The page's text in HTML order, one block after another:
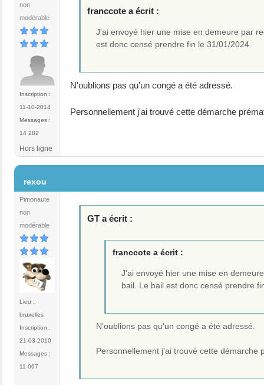
non
modérable
Inscription :
11-10-2014
Messages :
14 282
franccote a écrit :
J'ai envoyé hier une mise en demeure par
est donc censé prendre fin le 31/01/2024.
N'oublions pas qu'un congé a été adressé.
Personnellement j'ai trouvé cette démarche
Hors ligne
rexou
Pimonaute
non
modérable
Lieu :
bruxelles
Inscription :
21-03-2010
Messages :
11 067
GT a écrit :
franccote a écrit :
J'ai envoyé hier une mise en
bail. Le bail est donc censé prendre
N'oublions pas qu'un congé a été adressé.
Personnellement j'ai trouvé cette démarche